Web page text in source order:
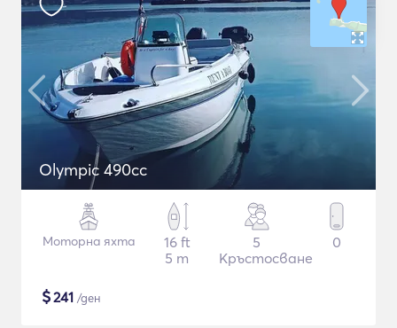
Olympic 490cc
Моторна яхта
16 ft
5 m
5
Кръстосване
0
$241 /ден